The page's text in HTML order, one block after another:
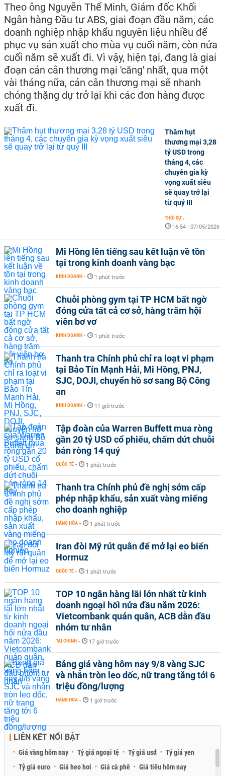
Theo ông Nguyễn Thế Minh, Giám đốc Khối
Ngân hàng Đầu tư ABS, giai đoạn đầu năm, các
doanh nghiệp nhập khẩu nguyên liệu nhiều để
phục vụ sản xuất cho mùa vụ cuối năm, còn nửa
cuối năm sẽ xuất đi. Vì vậy, hiện tại, đang là giai
đoạn cán cân thương mại 'căng' nhất, qua một
vài tháng nữa, cán cân thương mại sẽ nhanh
chóng thặng dự trở lại khi các đơn hàng được
xuất đi.
Thâm hụt
thương mại 3,28
tỷ USD trong
tháng 4, các
chuyên gia kỳ
vọng xuất siêu
sẽ quay trở lại
từ quý III
THỜI SỰ -
16:54 | 07/05/2026
Mi Hồng lên tiếng sau kết luận về tồn
tại trong kinh doanh vàng bạc
KINH DOANH - 1 phút trước
Chuỗi phòng gym tại TP HCM bất ngờ
đóng cửa tất cả cơ sở, hàng trăm hội
viên bơ vơ
KINH DOANH - 1 phút trước
Thanh tra Chính phủ chỉ ra loạt vi phạm
tại Bảo Tín Mạnh Hải, Mi Hồng, PNJ,
SJC, DOJI, chuyển hồ sơ sang Bộ Công
an
KINH DOANH - 11 giờ trước
Tập đoàn của Warren Buffett mua ròng
gần 20 tỷ USD cổ phiếu, chấm dứt chuỗi
bán ròng 14 quý
QUỐC TẾ - 1 phút trước
Thanh tra Chính phủ đề nghị sớm cấp
phép nhập khẩu, sản xuất vàng miếng
cho doanh nghiệp
HÀNG HÓA - 1 phút trước
Iran đòi Mỹ rút quân để mở lại eo biển
Hormuz
QUỐC TẾ - 1 phút trước
TOP 10 ngân hàng lãi lớn nhất từ kinh
doanh ngoại hối nửa đầu năm 2026:
Vietcombank quán quân, ACB dẫn đầu
nhóm tư nhân
TÀI CHÍNH - 17 giờ trước
Bảng giá vàng hôm nay 9/8 vàng SJC
và nhẫn tròn leo dốc, nữ trang tăng tới 6
triệu đồng/lượng
HÀNG HÓA - 1 giờ trước
LIÊN KẾT NỔI BẬT
Giá vàng hôm nay Tỷ giá ngoại tệ Tỷ giá usd
Tỷ giá yen
Tỷ giá euro
Giá heo hơi Giá cà phê Giá tiêu hôm nay